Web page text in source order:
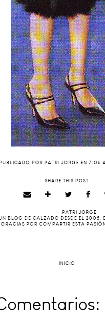
POR PATRI JORGE EN 7:06
SHARE THIS POST
PATRI JORGE
BLOG DE CALZADO DESDE EL
¡GRACIAS POR COMPARTIR ESTA
INICIO